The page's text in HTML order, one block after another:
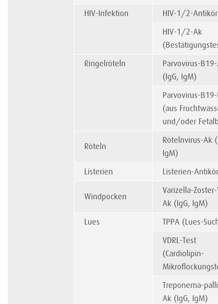
HIV-Infektion
HIV-1/2-
HIV-1/2-Ak
Ringelröteln
Parvovirus-
(IgG, IgM)
Parvovirus-
(aus
und/oder
Röteln
Rötelnvirus-Ak
IgM)
Listerien
Listerien-
Windpocken
Varizella-
Ak (IgG, IgM)
Lues
TPPA (Lues-
VDRL-Test
(Cardiolipin-
Treponema-
Ak (IgG, IgM)